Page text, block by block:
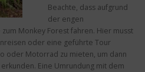
Beachte, dass aufgrund
der engen
Monkey Forest fahren. Hier musst
oder eine geführte Tour
oder Motorrad zu mieten, um dann
Eine Umrundung mit dem